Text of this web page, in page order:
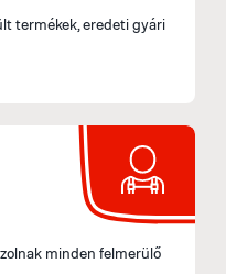
termékek, eredeti gyári
minden felmerülő